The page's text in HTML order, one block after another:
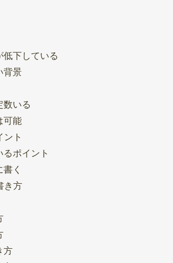
下している
背景
数いる
可能
ント
ポイント
く
き方
方